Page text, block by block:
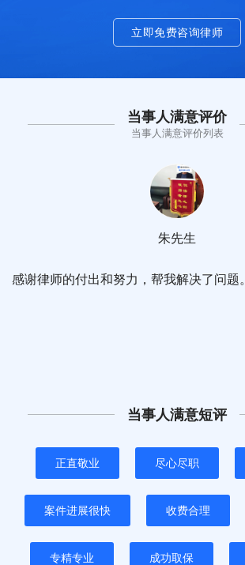
立即免费咨询律师
当事人满意评价
当事人满意评价列表
感谢律师的付出和努力，帮我解决了问题。
朱先生
当事人满意短评
正直敬业 尽心尽职
案件进展很快 收费合理
专精专业 成功取保